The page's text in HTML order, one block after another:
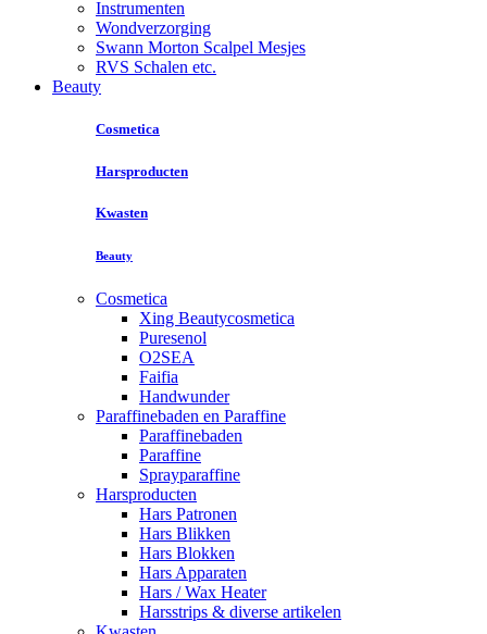
Instrumenten
Wondverzorging
Swann Morton Scalpel Mesjes
RVS Schalen etc.
Beauty
Cosmetica
Harsproducten
Kwasten
Beauty
Cosmetica
Xing Beautycosmetica
Puresenol
O2SEA
Faifia
Handwunder
Paraffinebaden en Paraffine
Paraffinebaden
Paraffine
Sprayparaffine
Harsproducten
Hars Patronen
Hars Blikken
Hars Blokken
Hars Apparaten
Hars / Wax Heater
Harsstrips & diverse artikelen